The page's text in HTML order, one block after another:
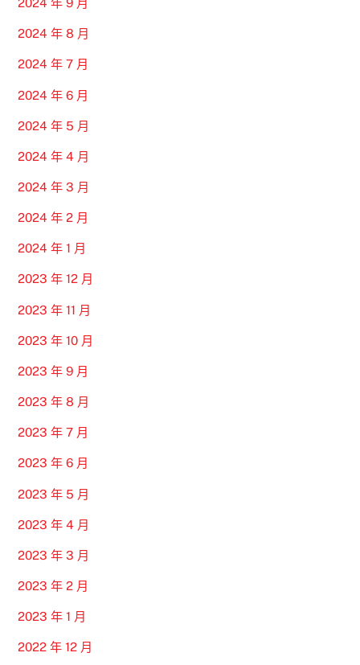
2024 年 9 月
2024 年 8 月
2024 年 7 月
2024 年 6 月
2024 年 5 月
2024 年 4 月
2024 年 3 月
2024 年 2 月
2024 年 1 月
2023 年 12 月
2023 年 11 月
2023 年 10 月
2023 年 9 月
2023 年 8 月
2023 年 7 月
2023 年 6 月
2023 年 5 月
2023 年 4 月
2023 年 3 月
2023 年 2 月
2023 年 1 月
2022 年 12 月